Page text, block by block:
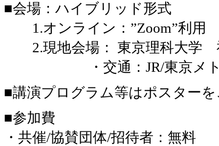
■会場：ハイブリッド形式
1.オンライン：”Zoom”利用
2.現地会場： 東京理科大学
・交通：JR/東京メトロ
■講演プログラム等はポスター
■参加費
・共催/協賛団体/招待者：無料